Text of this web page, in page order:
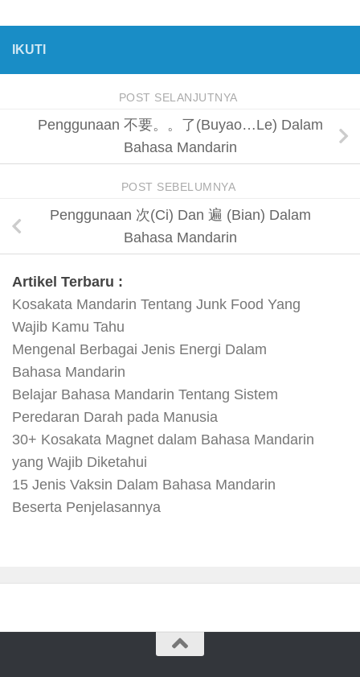
IKUTI
POST SELANJUTNYA
Penggunaan 不要。。了(Buyao…Le) Dalam
Bahasa Mandarin
POST SEBELUMNYA
Penggunaan 次(Ci) Dan 遍 (Bian) Dalam
Bahasa Mandarin
Artikel Terbaru :
Kosakata Mandarin Tentang Junk Food Yang
Wajib Kamu Tahu
Mengenal Berbagai Jenis Energi Dalam
Bahasa Mandarin
Belajar Bahasa Mandarin Tentang Sistem
Peredaran Darah pada Manusia
30+ Kosakata Magnet dalam Bahasa Mandarin
yang Wajib Diketahui
15 Jenis Vaksin Dalam Bahasa Mandarin
Beserta Penjelasannya